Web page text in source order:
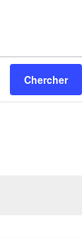
Chercher